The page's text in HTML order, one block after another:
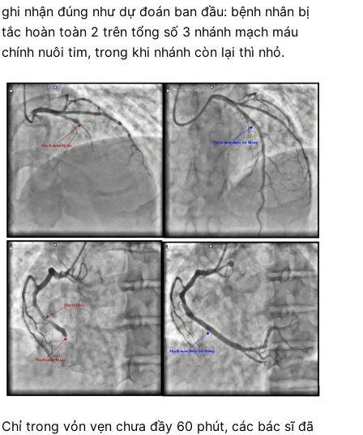
ghi nhận đúng như dự đoán ban đầu: bệnh nhân bị
tắc hoàn toàn 2 trên tổng số 3 nhánh mạch máu
chính nuôi tim, trong khi nhánh còn lại thì nhỏ.
Chỉ trong vỏn vẹn chưa đầy 60 phút, các bác sĩ đã